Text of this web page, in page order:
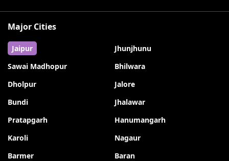
Major Cities
Jaipur
Jhunjhunu
Sawai Madhopur
Bhilwara
Dholpur
Jalore
Bundi
Jhalawar
Pratapgarh
Hanumangarh
Karoli
Nagaur
Barmer
Baran